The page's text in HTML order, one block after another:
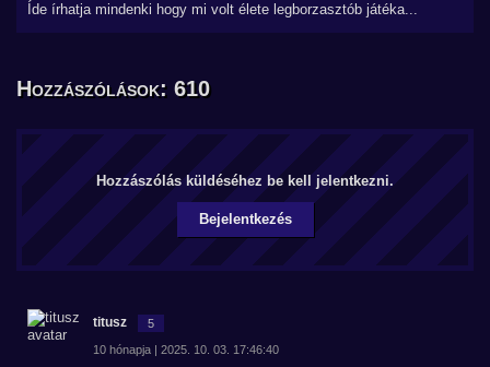
Íde írhatja mindenki hogy mi volt élete legborzasztób játéka...
Hozzászólások: 610
Hozzászólás küldéséhez be kell jelentkezni.
Bejelentkezés
titusz 5
10 hónapja | 2025. 10. 03. 17:46:40